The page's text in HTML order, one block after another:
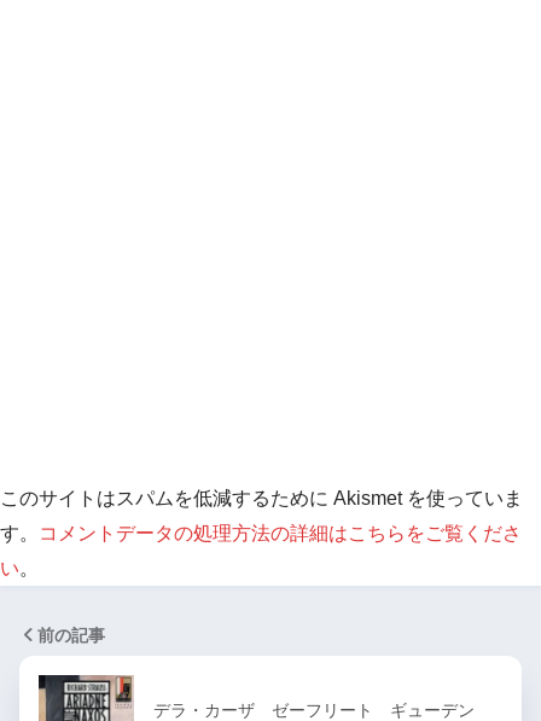
このサイトはスパムを低減するために Akismet を使っていま
す。
コメントデータの処理方法の詳細はこちらをご覧くださ
い。
前の記事
デラ・カーザ ゼーフリート ギューデン